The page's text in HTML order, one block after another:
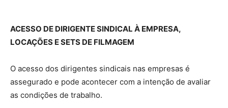
ACESSO DE DIRIGENTE SINDICAL À EMPRESA,
LOCAÇÕES E SETS DE FILMAGEM
O acesso dos dirigentes sindicais nas empresas é
assegurado e pode acontecer com a intenção de avaliar
as condições de trabalho.